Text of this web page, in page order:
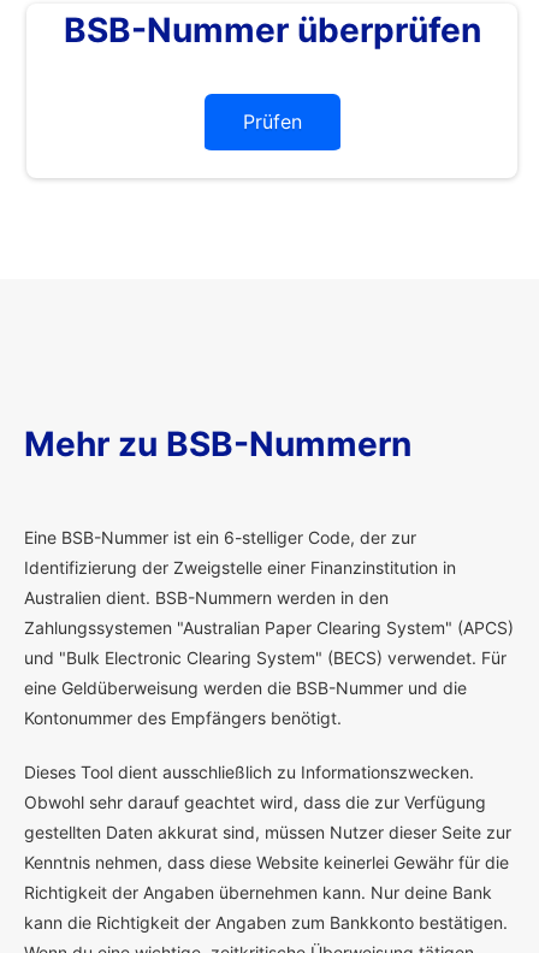
BSB-Nummer überprüfen
Prüfen
Mehr zu BSB-Nummern
Eine BSB-Nummer ist ein 6-stelliger Code, der zur
Identifizierung der Zweigstelle einer Finanzinstitution in
Australien dient. BSB-Nummern werden in den
Zahlungssystemen "Australian Paper Clearing System" (APCS)
und "Bulk Electronic Clearing System" (BECS) verwendet. Für
eine Geldüberweisung werden die BSB-Nummer und die
Kontonummer des Empfängers benötigt.
Dieses Tool dient ausschließlich zu Informationszwecken.
Obwohl sehr darauf geachtet wird, dass die zur Verfügung
gestellten Daten akkurat sind, müssen Nutzer dieser Seite zur
Kenntnis nehmen, dass diese Website keinerlei Gewähr für die
Richtigkeit der Angaben übernehmen kann. Nur deine Bank
kann die Richtigkeit der Angaben zum Bankkonto bestätigen.